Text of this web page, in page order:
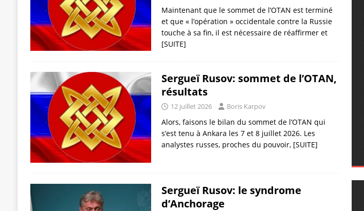
Maintenant que le sommet de l’OTAN est terminé
et que « l’opération » occidentale contre la Russie
touche à sa fin, il est nécessaire de réaffirmer et
[SUITE]
Sergueï Rusov: sommet de l’OTAN,
résultats
12 juillet 2026 Boris Karpov
Alors, faisons le bilan du sommet de l’OTAN qui
s’est tenu à Ankara les 7 et 8 juillet 2026. Les
analystes russes, proches du pouvoir, [SUITE]
Sergueï Rusov: le syndrome
d’Anchorage